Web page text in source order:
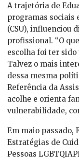
A trajetória de
programas sociais
(CSU), influenciou
profissional. “O
escolha foi ter
Talvez o mais
dessa mesma
Referência da
acolhe e orienta
vulnerabilidade,
Em maio passado,
Estratégias de
Pessoas